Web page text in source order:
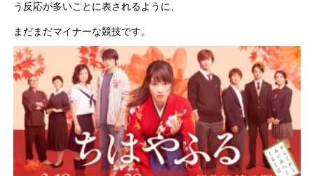
う反応が多いことに表されるように、
まだまだマイナーな競技です。